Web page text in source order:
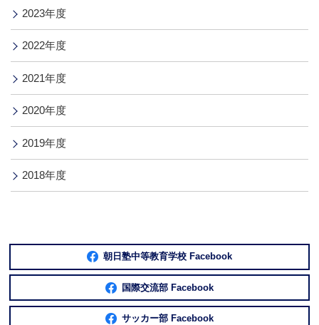
2023年度
2022年度
2021年度
2020年度
2019年度
2018年度
朝日塾中等教育学校 Facebook
国際交流部 Facebook
サッカー部 Facebook